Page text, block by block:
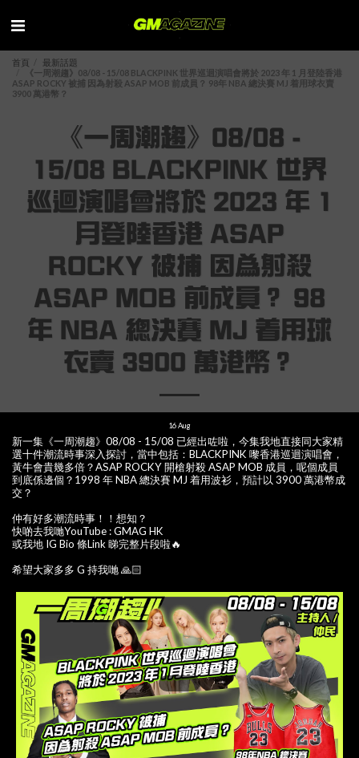
首頁
最新話題
《一周潮趨》08/08 - 15/08 BLACKPINK 世界巡迴演唱會將於 2023 年 1 月登陸香港
ASAP ROCKY 被捕 因為射殺 ASAP MOB 前成員？ 98年 NBA 總決賽 MJ 着用球衣賣
3900 萬港幣？
《一周潮趨》08/08 -
15/08 BLACKPINK 世界
巡迴演唱會將於 2023 年 1
月登陸香港 ASAP
ROCKY 被捕 因為射殺
ASAP MOB 前成員？ 98
年 NBA 總決賽 MJ 着用球
衣賣 3900 萬港幣？
16Aug
新一集《一周潮趨》08/08 - 15/08 已經出咗啦，今集我地直接同大家精
選十件潮流時事深入探討，當中包括：BLACKPINK 嚟香港巡迴演唱會，
黃牛會貴幾多倍？ASAP ROCKY 開槍射殺 ASAP MOB 成員，呢個成員
到底係邊個？1998 年 NBA 總決賽 MJ 着用波衫，預計以 3900 萬港幣成
交？
仲有好多潮流時事！！想知？
快啲去我哋YouTube : GMAG HK
或我地 IG Bio 條Link 睇完整片段啦🔥
希望大家多多 G 持我哋 🙏🏻